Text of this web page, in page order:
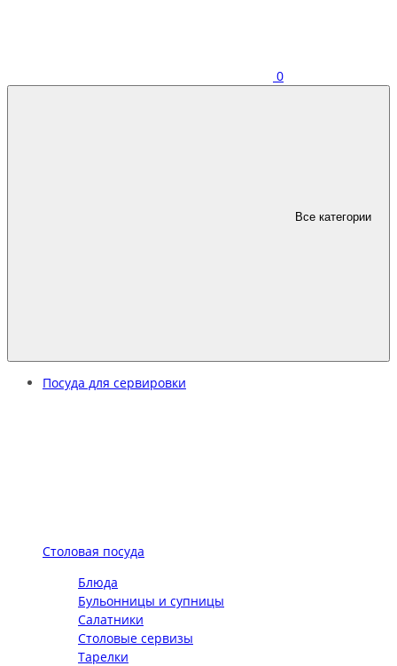
0
Все категории
Посуда для сервировки
Столовая посуда
Блюда
Бульонницы и супницы
Салатники
Столовые сервизы
Тарелки